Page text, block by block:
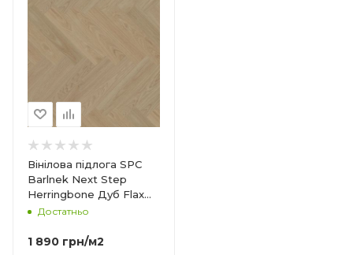
Вінілова підлога SPC
Barlnek Next Step
Herringbone Дуб Flax
DP5000026
Достатньо
1 890 грн/м2